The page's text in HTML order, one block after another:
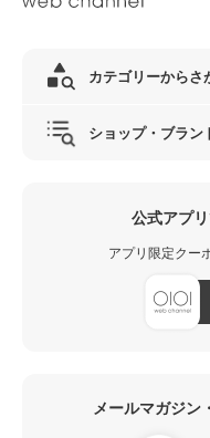
カテゴリーからさ
ショップ・ブラン
公式アプ
アプリ限定クー
メールマガジン